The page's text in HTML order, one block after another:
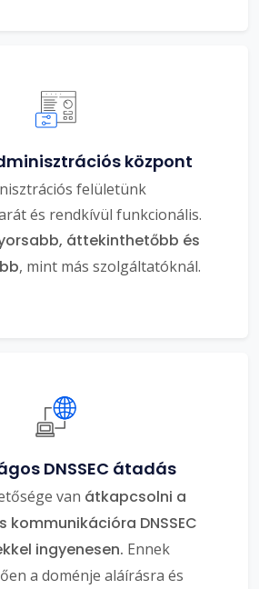
központ
felületünk
és rendkívül funkcionális.
áttekinthetőbb és
, mint más szolgáltatóknál.
DNSSEC átadás
van átkapcsolni a
kommunikációra DNSSEC
ingyenesen. Ennek
a doménje aláírásra és